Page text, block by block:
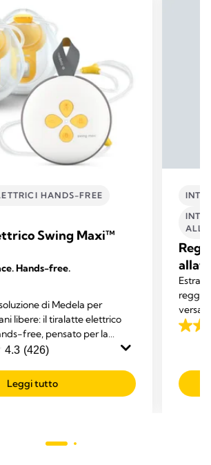
HANDS-FREE
Swing Maxi™
Hands-free.
di Medela per
libere: il tiralatte elettrico
free, pensato per la
e il multitasking.
4.3 (426)
Leggi tutto
Estrai
dotato
4.4
stelle.
87